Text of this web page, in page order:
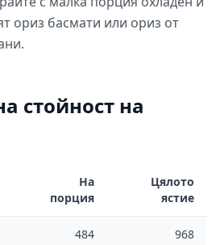
ориз басмати или ориз от
стойност на
На
порция
Цялото
ястие
484 968